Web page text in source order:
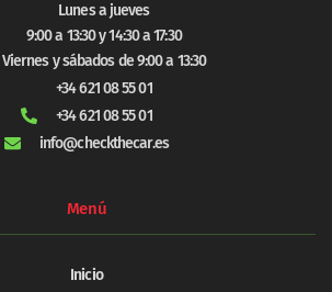
Lunes a jueves
9:00 a 13:30 y 14:30 a 17:30
Viernes y sábados de 9:00 a 13:30
+34 621 08 55 01
+34 621 08 55 01
info@checkthecar.es
Menú
Inicio